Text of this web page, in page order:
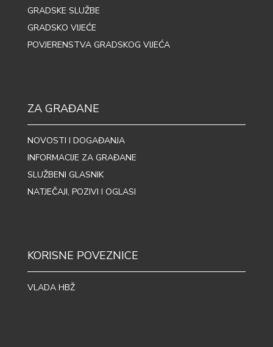
GRADSKE SLUŽBE
GRADSKO VIJEĆE
POVJERENSTVA GRADSKOG VIJEĆA
ZA GRAĐANE
NOVOSTI I DOGAĐANJA
INFORMACIJE ZA GRAĐANE
SLUŽBENI GLASNIK
NATJEČAJI, POZIVI I OGLASI
KORISNE POVEZNICE
VLADA HBŽ